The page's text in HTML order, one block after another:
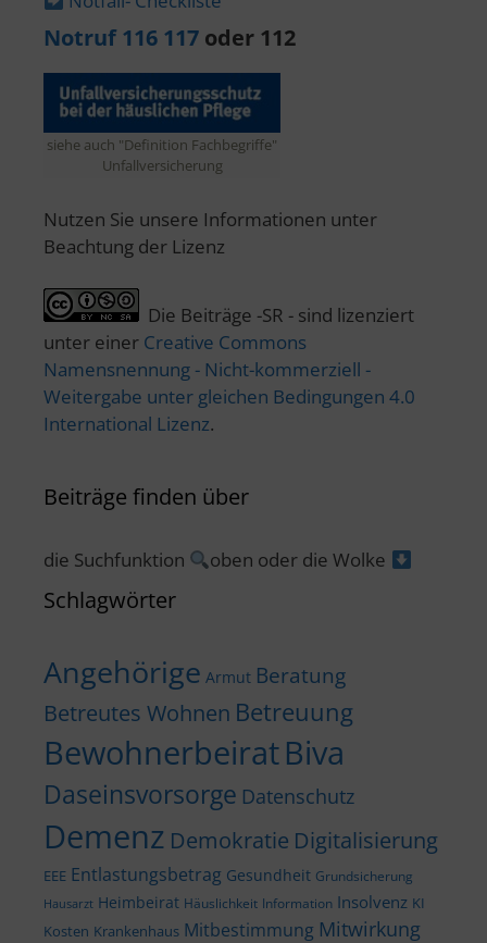
Notruf 116 117 oder 112
siehe auch "Definition Fachbegriffe"
Unfallversicherung
Nutzen Sie unsere Informationen unter
Beachtung der Lizenz
Die Beiträge -SR - sind lizenziert
unter einer Creative Commons
Namensnennung - Nicht-kommerziell -
Weitergabe unter gleichen Bedingungen 4.0
International Lizenz.
Beiträge finden über
die Suchfunktion oben oder die Wolke
Schlagwörter
Angehörige Armut Beratung
Betreutes Wohnen Betreuung
BewohnerbeiratBiva
Daseinsvorsorge Datenschutz
Demenz Demokratie Digitalisierung
EEE Entlastungsbetrag Gesundheit Grundsicherung
Hausarzt Heimbeirat Häuslichkeit Information Insolvenz KI
Kosten Krankenhaus Mitbestimmung Mitwirkung